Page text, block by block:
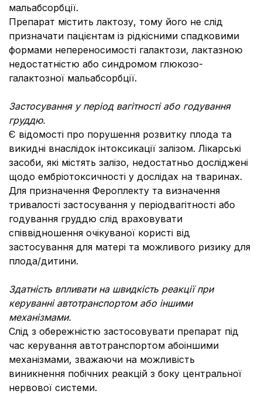
мальабсорбції.
Препарат містить лактозу, тому його не слід
призначати пацієнтам із рідкісними спадковими
формами непереносимості галактози, лактазною
недостатністю або синдромом глюкозо-
галактозної мальабсорбції.
Застосування у період вагітності або годування
груддю.
Є відомості про порушення розвитку плода та
викидні внаслідок інтоксикації залізом. Лікарські
засоби, які містять залізо, недостатньо досліджені
щодо ембріотоксичності у дослідах на тваринах.
Для призначення Фероплекту та визначення
тривалості застосування у періодвагітності або
годування груддю слід враховувати
співвідношення очікуваної користі від
застосування для матері та можливого ризику для
плода/дитини.
Здатність впливати на швидкість реакції при
керуванні автотранспортом або іншими
механізмами.
Слід з обережністю застосовувати препарат під
час керування автотранспортом абоіншими
механізмами, зважаючи на можливість
виникнення побічних реакцій з боку центральної
нервової системи.